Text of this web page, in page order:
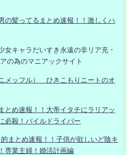
の髪ってるまとめ速報！！激しくハ
女キャラだいすき永遠の非リア充・
の為のマニアックサイト
メッフル） ひきこもりニートのオ
とめ速報！！大帝イタチにラリアッ
必殺！パイルドライバー
まとめ速報！！子供が欲しいど陰キ
専業主婦！婚活計画編